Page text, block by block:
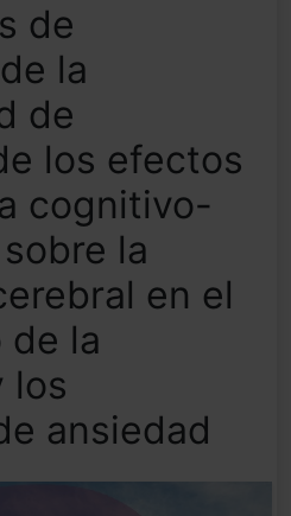
de
la
de
los efectos
cognitivo-
la
en el
la
los
ansiedad